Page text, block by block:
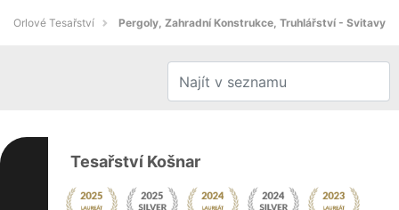
Orlové Tesařství Pergoly, Zahradní Konstrukce, Truhlářství - Svitavy
Tesařství Košnar